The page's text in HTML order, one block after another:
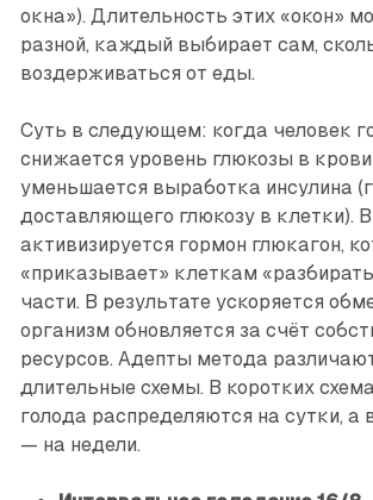
окна»). Длительность этих «окон»
разной, каждый выбирает сам,
воздерживаться от еды.
Суть в следующем: когда человек
снижается уровень глюкозы в крови
уменьшается выработка инсулина
доставляющего глюкозу в клетки).
активизируется гормон глюкагон,
«приказывает» клеткам
части. В результате ускоряется
организм обновляется за счёт
ресурсов. Адепты метода
длительные схемы. В коротких
голода распределяются на сутки, а
— на недели.